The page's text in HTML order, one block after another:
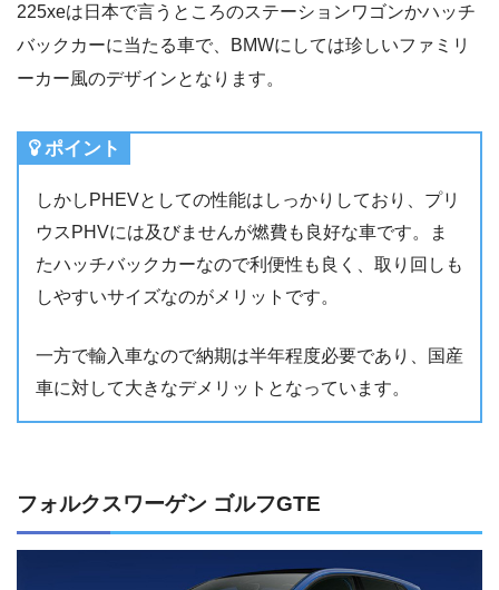
225xeは日本で言うところのステーションワゴンかハッチ
バックカーに当たる車で、BMWにしては珍しいファミリ
ーカー風のデザインとなります。
ポイント
しかしPHEVとしての性能はしっかりしており、プリ
ウスPHVには及びませんが燃費も良好な車です。ま
たハッチバックカーなので利便性も良く、取り回しも
しやすいサイズなのがメリットです。
一方で輸入車なので納期は半年程度必要であり、国産
車に対して大きなデメリットとなっています。
フォルクスワーゲン ゴルフGTE